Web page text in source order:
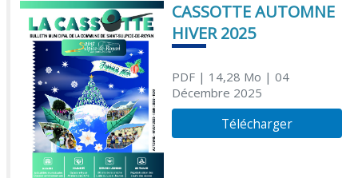
CASSOTTE AUTOMNE
HIVER 2025
PDF| 14,28 Mo | 04
Décembre 2025
Télécharger